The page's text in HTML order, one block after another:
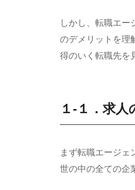
しかし、転職エー
のデメリットを理
得のいく転職先を
１-１．求
まず転職エージェ
世の中の全ての企